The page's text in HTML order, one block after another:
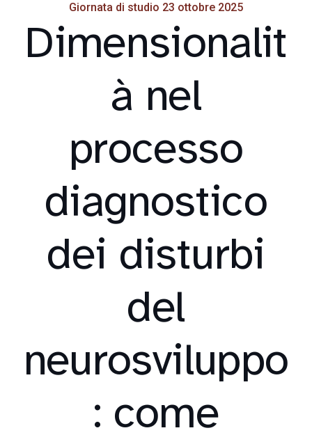
Giornata di studio 23 ottobre 2025
Dimensionalit
à nel
processo
diagnostico
dei disturbi
del
neurosviluppo
: come